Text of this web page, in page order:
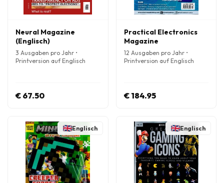
Neural Magazine
(Englisch)
3 Ausgaben pro Jahr •
Printversion auf Englisch
€ 67.50
Practical Electronics
Magazine
12 Ausgaben pro Jahr •
Printversion auf Englisch
€ 184.95
Englisch Englisch